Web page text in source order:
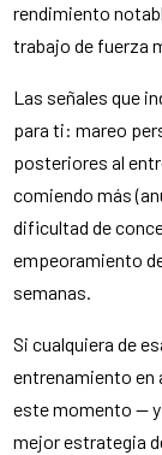
rendimiento
trabajo de fuerza
Las señales que
para ti: mareo
posteriores al
comiendo más
dificultad de
empeoramiento
semanas.
Si cualquiera de
entrenamiento en
este momento —
mejor estrategia